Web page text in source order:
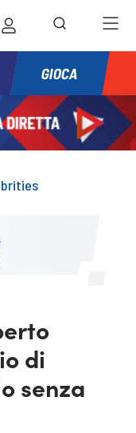
GIOCA
di
senza